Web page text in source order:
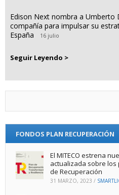
Edison Next nombra a Umberto
compañía para impulsar su
España
16 julio
Seguir Leyendo >
FONDOS PLAN RECUPERACIÓN
El MITECO estrena
actualizada sobre
de Recuperación
31 MARZO, 2023 /